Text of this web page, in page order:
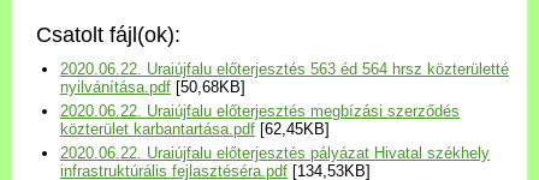
Választási információk
Versenyképes Járások
Program
Csatolt fájl(ok):
2020.06.22. Uraiújfalu előterjesztés 563 éd 564 hrsz közterületté
nyilvánítása.pdf [50,68KB]
2020.06.22. Uraiújfalu előterjesztés megbízási szerződés
közterület karbantartása.pdf [62,45KB]
2020.06.22. Uraiújfalu előterjesztés pályázat Hivatal székhely
infrastruktúrális fejlasztéséra.pdf [134,53KB]